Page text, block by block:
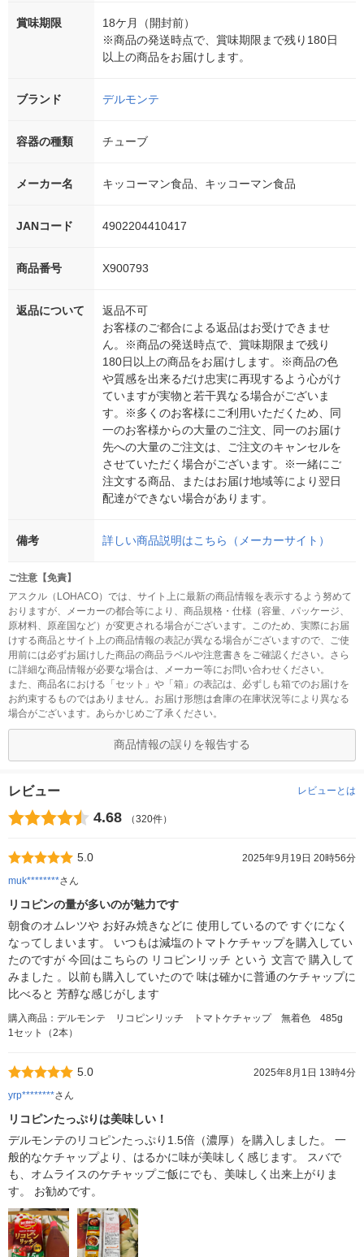
賞味期限
18ケ月（開封前）
※商品の発送時点で、賞味期限まで残り180日
以上の商品をお届けします。
ブランド デルモンテ
容器の種類 チューブ
メーカー名 キッコーマン食品、キッコーマン食品
JANコード 4902204410417
商品番号 X900793
返品について
返品不可
お客様のご都合による返品はお受けできませ
ん。※商品の発送時点で、賞味期限まで残り
180日以上の商品をお届けします。※商品の色
や質感を出来るだけ忠実に再現するよう心がけ
ていますが実物と若干異なる場合がございま
す。※多くのお客様にご利用いただくため、同
一のお客様からの大量のご注文、同一のお届け
先への大量のご注文は、ご注文のキャンセルを
させていただく場合がございます。※一緒にご
注文する商品、またはお届け地域等により翌日
配達ができない場合があります。
備考 詳しい商品説明はこちら（メーカーサイト）
ご注意【免責】
アスクル（LOHACO）では、サイト上に最新の商品情報を表示するよう努めて
おりますが、メーカーの都合等により、商品規格・仕様（容量、パッケージ、
原材料、原産国など）が変更される場合がございます。このため、実際にお届
けする商品とサイト上の商品情報の表記が異なる場合がございますので、ご使
用前には必ずお届けした商品の商品ラベルや注意書きをご確認ください。さら
に詳細な商品情報が必要な場合は、メーカー等にお問い合わせください。
また、商品名における「セット」や「箱」の表記は、必ずしも箱でのお届けを
お約束するものではありません。お届け形態は倉庫の在庫状況等により異なる
場合がございます。あらかじめご了承ください。
商品情報の誤りを報告する
レビュー レビューとは
4.68 （320件）
5.0
2025年9月19日 20時56分
muk********さん
リコピンの量が多いのが魅力です
朝食のオムレツや お好み焼きなどに 使用しているので すぐになく
なってしまいます。 いつもは減塩のトマトケチャップを購入してい
たのですが 今回はこちらの リコピンリッチ という 文言で 購入して
みました 。以前も購入していたので 味は確かに普通のケチャップに
比べると 芳醇な感じがします
購入商品：デルモンテ リコピンリッチ トマトケチャップ 無着色 485g
1セット（2本）
5.0
2025年8月1日 13時4分
yrp********さん
リコピンたっぷりは美味しい！
デルモンテのリコピンたっぷり1.5倍（濃厚）を購入しました。 一
般的なケチャップより、はるかに味が美味しく感じます。 スバで
も、オムライスのケチャップご飯にでも、美味しく出来上がりま
す。 お勧めです。